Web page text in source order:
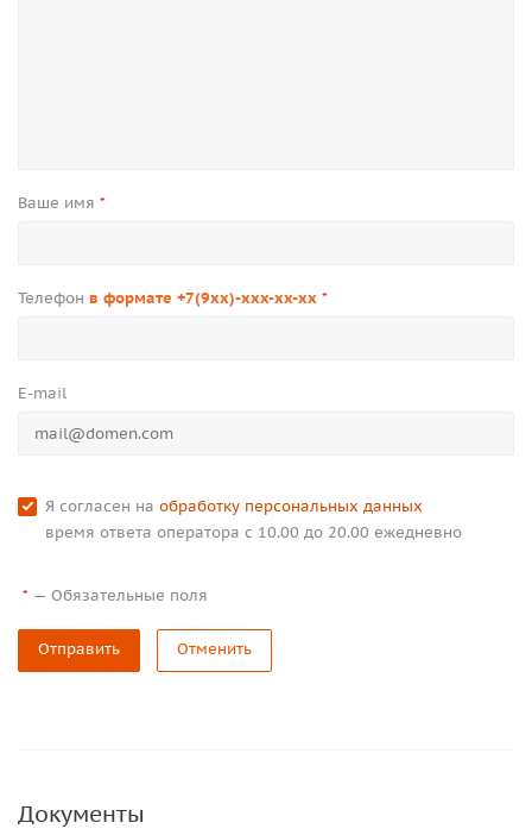
Ваше имя *
Телефон в формате +7(9xx)-xxx-xx-xx *
E-mail
Я согласен на обработку персональных данных
время ответа оператора с 10.00 до 20.00 ежедневно
* — Обязательные поля
Отправить Отменить
Документы